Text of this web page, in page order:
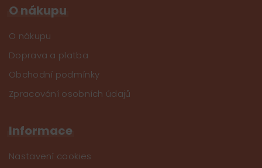
O nákupu
O nákupu
Doprava a platba
Obchodní podmínky
Zpracování osobních údajů
Informace
Nastavení cookies